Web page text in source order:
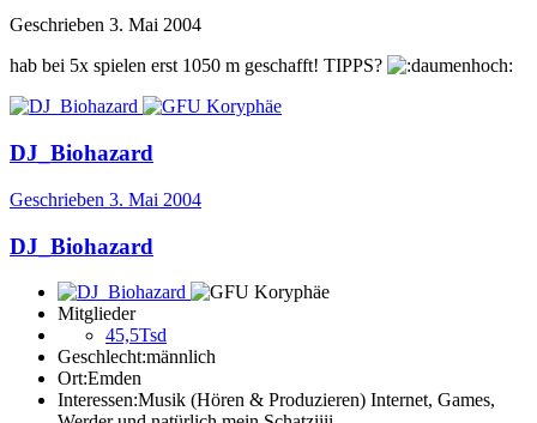
Geschrieben 3. Mai 2004
hab bei 5x spielen erst 1050 m geschafft! TIPPS?
DJ_Biohazard
Geschrieben 3. Mai 2004
DJ_Biohazard
Mitglieder
45,5Tsd
Geschlecht:männlich
Ort:Emden
Interessen:Musik (Hören & Produzieren) Internet, Games,